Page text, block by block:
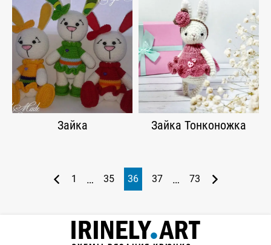
Зайка Зайка Тонконожка
1 … 35 36 37 … 73